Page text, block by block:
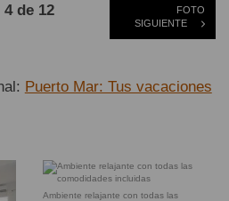
4 de 12
FOTO
SIGUIENTE
Puerto Mar: Tus vacaciones
Ambiente relajante con todas las